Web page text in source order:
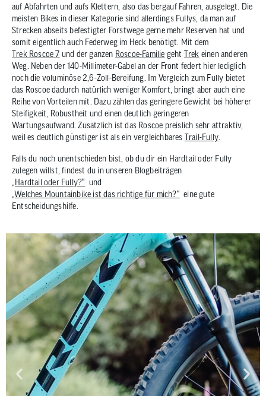
auf Abfahrten und aufs Klettern, also das bergauf Fahren, ausgelegt. Die
meisten Bikes in dieser Kategorie sind allerdings Fullys, da man auf
Strecken abseits befestigter Forstwege gerne mehr Reserven hat und
somit eigentlich auch Federweg im Heck benötigt. Mit dem
Trek Roscoe 7 und der ganzen Roscoe-Familie geht Trek einen anderen
Weg. Neben der 140-Millimeter-Gabel an der Front federt hier lediglich
noch die voluminöse 2,6-Zoll-Bereifung. Im Vergleich zum Fully bietet
das Roscoe dadurch natürlich weniger Komfort, bringt aber auch eine
Reihe von Vorteilen mit. Dazu zählen das geringere Gewicht bei höherer
Steifigkeit, Robustheit und einen deutlich geringeren
Wartungsaufwand. Zusätzlich ist das Roscoe preislich sehr attraktiv,
weil es deutlich günstiger ist als ein vergleichbares Trail-Fully
Falls du noch unentschieden bist, ob du dir ein Hardtail oder Fully
zulegen willst, findest du in unseren Blogbeiträgen
„Hardtail oder Fully?“ und
„Welches Mountainbike ist das richtige für mich?“ eine gute
Entscheidungshilfe.